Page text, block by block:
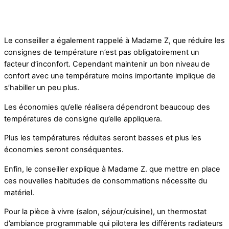
Le conseiller a également rappelé à Madame Z, que réduire les
consignes de température n’est pas obligatoirement un
facteur d’inconfort. Cependant maintenir un bon niveau de
confort avec une température moins importante implique de
s’habiller un peu plus.
Les économies qu’elle réalisera dépendront beaucoup des
températures de consigne qu’elle appliquera.
Plus les températures réduites seront basses et plus les
économies seront conséquentes.
Enfin, le conseiller explique à Madame Z. que mettre en place
ces nouvelles habitudes de consommations nécessite du
matériel.
Pour la pièce à vivre (salon, séjour/cuisine), un thermostat
d’ambiance programmable qui pilotera les différents radiateurs